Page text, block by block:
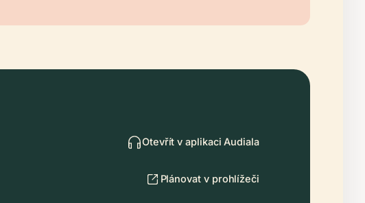
Otevřít v aplikaci Audiala
Plánovat v prohlížeči